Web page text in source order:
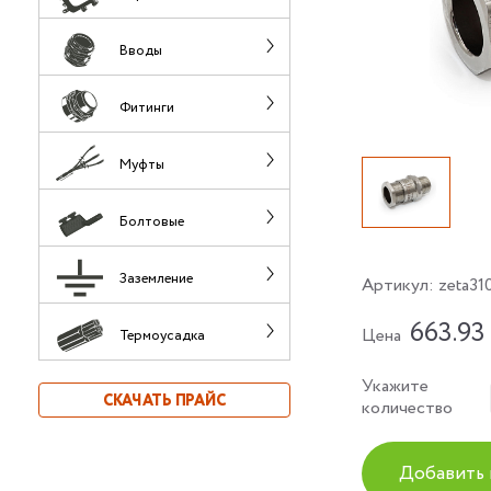
Вводы
Фитинги
Муфты
Болтовые
Заземление
Термоусадка
СКАЧАТЬ ПРАЙС
Артикул:
Цена 663.93
Укажите
количество
Добавить